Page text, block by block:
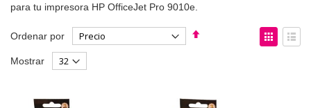
para tu impresora HP OfficeJet Pro 9010e.
Ordenar por
Fijar
Ver
como
Mostrar